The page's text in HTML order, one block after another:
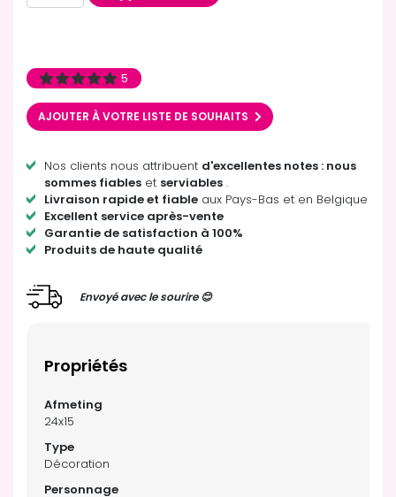
5
AJOUTER À VOTRE LISTE DE SOUHAITS
Nos clients nous attribuent d'excellentes notes : nous
sommes fiables et serviables .
Livraison rapide et fiable aux Pays-Bas et en Belgique
Excellent service après-vente
Garantie de satisfaction à 100%
Produits de haute qualité
Envoyé avec le sourire 😊
Propriétés
24x15
Décoration